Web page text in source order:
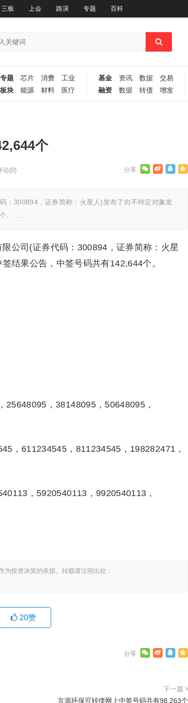
三板 上会 路演 专题 百科
专题 芯片 消费
工业
板块
能源 材料 医疗
基金 资讯 数据
交易
融资
数据 转债 增发
个
论(0)
：300894，证券简称：火星人)发布了向不特定对象发
。 …
公司(证券代码：300894，证券简称：火星
结果公告，中签号码共有142,644个。
，38148095，50648095，
，611234545，811234545，198282471，
，5920540113，9920540113，
投资决策的依据。转载请注明出处：
20赞
下一篇
京源环保可转债网上中签号码共有98,263个